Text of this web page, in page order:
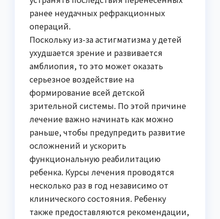
ранее неудачных рефракционных
операций.
Поскольку из-за астигматизма у детей
ухудшается зрение и развивается
амблиопия, то это может оказать
серьезное воздействие на
формирование всей детской
зрительной системы. По этой причине
лечение важно начинать как можно
раньше, чтобы предупредить развитие
осложнений и ускорить
функциональную реабилитацию
ребенка. Курсы лечения проводятся
несколько раз в год независимо от
клинического состояния. Ребенку
также предоставляются рекомендации,